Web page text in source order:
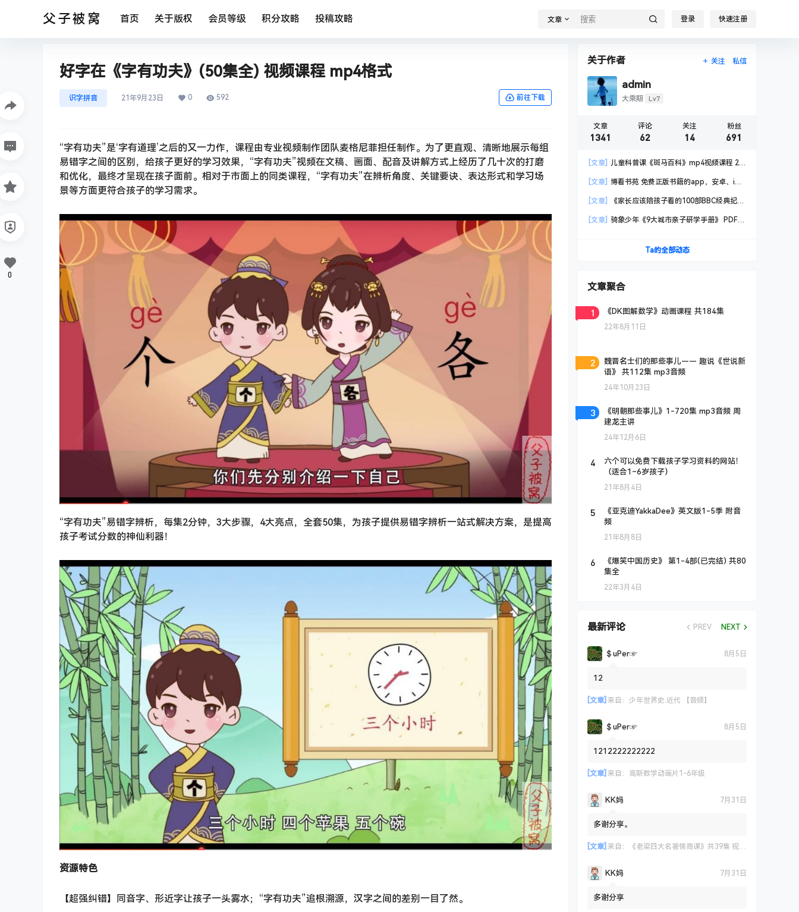
父子被窝 首页 关于版权 会员等级 积分攻略 投稿攻略 文章 登录 快速注册
好字在《字有功夫》(50集全) 视频课程 mp4格式
识字拼音 21年9月23日 0 592 前往下载
“字有功夫”是‘字有道理’之后的又一力作，课程由专业视频制作团队麦格尼菲担任制作。为了更直观、清晰地展示每组
易错字之间的区别，给孩子更好的学习效果，“字有功夫”视频在文稿、画面、配音及讲解方式上经历了几十次的打磨
和优化，最终才呈现在孩子面前。相对于市面上的同类课程，“字有功夫”在辨析角度、关键要诀、表达形式和学习场
景等方面更符合孩子的学习需求。
“字有功夫”易错字辨析，每集2分钟，3大步骤，4大亮点，全套50集，为孩子提供易错字辨析一站式解决方案，是提高
孩子考试分数的神仙利器！
资源特色
【超强纠错】同音字、形近字让孩子一头雾水；“字有功夫”追根溯源，汉字之间的差别一目了然。
0
关于作者 关注 私信
admin
大乘期 Lv7
文章
1341
评论
62
关注
14
粉丝
691
[文章]
儿童科普课《斑马百科》mp4视频课程 20
[文章]
博看书苑 免费正版书籍的app，安卓、iOS
[文章]
《家长应该陪孩子看的100部BBC经典纪录
[文章]
骑象少年《9大城市亲子研学手册》 PDF格
Ta的全部动态
文章聚合
1 《DK图解数学》动画课程 共184集
22年8月11日
2
魏晋名士们的那些事儿—— 趣说《世说新
语》 共112集 mp3音频
24年10月23日
3
《明朝那些事儿》1-720集 mp3音频 周
建龙主讲
24年12月6日
4
六个可以免费下载孩子学习资料的网站！
（适合1~6岁孩子）
21年8月4日
5
《亚克迪YakkaDee》英文版1-5季 附音
频
21年8月8日
6
《爆笑中国历史》 第1-4部(已完结) 共80
集全
22年3月4日
最新评论 PREV NEXT
＄uΡer☞ 8月5日
12
[文章] 来自： 少年世界史.近代 【音频】
＄uΡer☞ 8月5日
1212222222222
[文章] 来自： 高斯数学动画片1-6年级
KK妈 7月31日
多谢分享。
[文章] 来自： 《老梁四大名著情商课》共39集 视频课程
KK妈 7月31日
多谢分享